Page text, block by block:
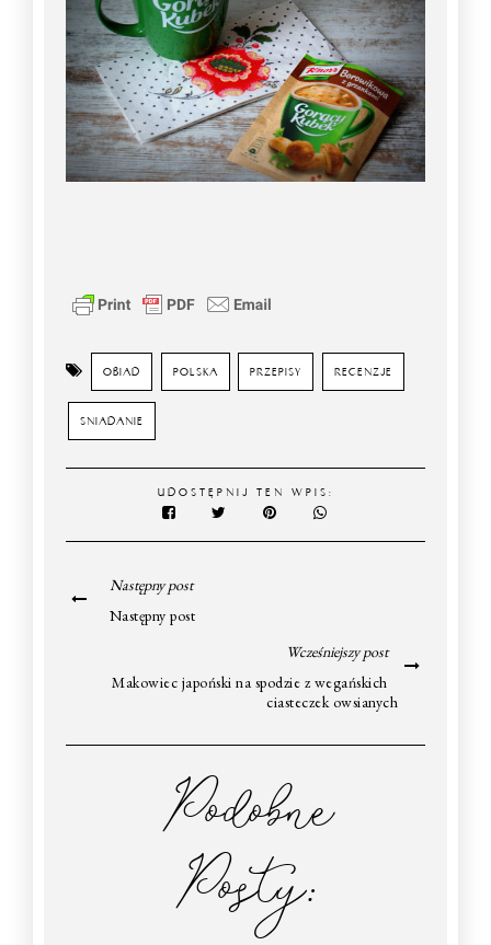
OBIAD POLSKA PRZEPISY RECENZJE
SNIADANIE
UDOSTĘPNIJ TEN WPIS:
Następny post
Następny post
Wcześniejszy post
Makowiec japoński na spodzie z wegańskich
ciasteczek owsianych
Podobne
Posty: